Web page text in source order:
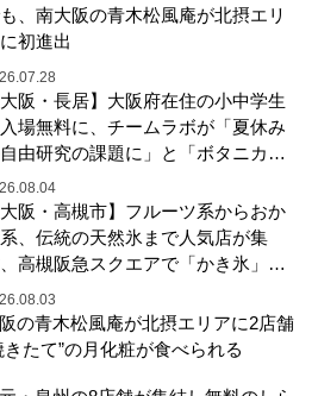
、南大阪の青木松風庵が北摂エリ
初進出
阪・長居】大阪府在住の小中学生
場無料に、チームラボが「夏休み
由研究の課題に」と「ボタニカル
デン 大阪」へ招待
大阪・高槻市】フルーツ系からおか
、伝統の天然氷まで人気店が集
高槻阪急スクエアで「かき氷」祭
の青木松風庵が北摂エリアに2店舗
たて”の月化粧が食べられる